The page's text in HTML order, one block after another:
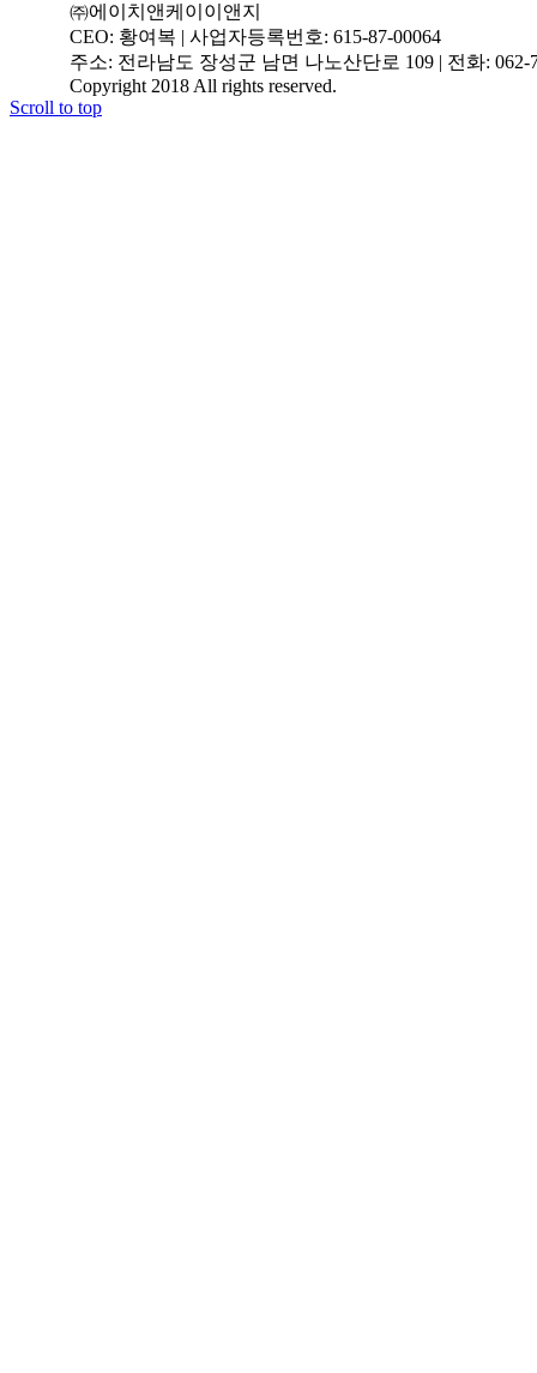
㈜에이치앤케이이앤지
CEO: 황여복 | 사업자등록번호: 615-87-00064
주소: 전라남도 장성군 남면 나노산단로 109 | 전화: 062-
Copyright 2018 All rights reserved.
Scroll to top